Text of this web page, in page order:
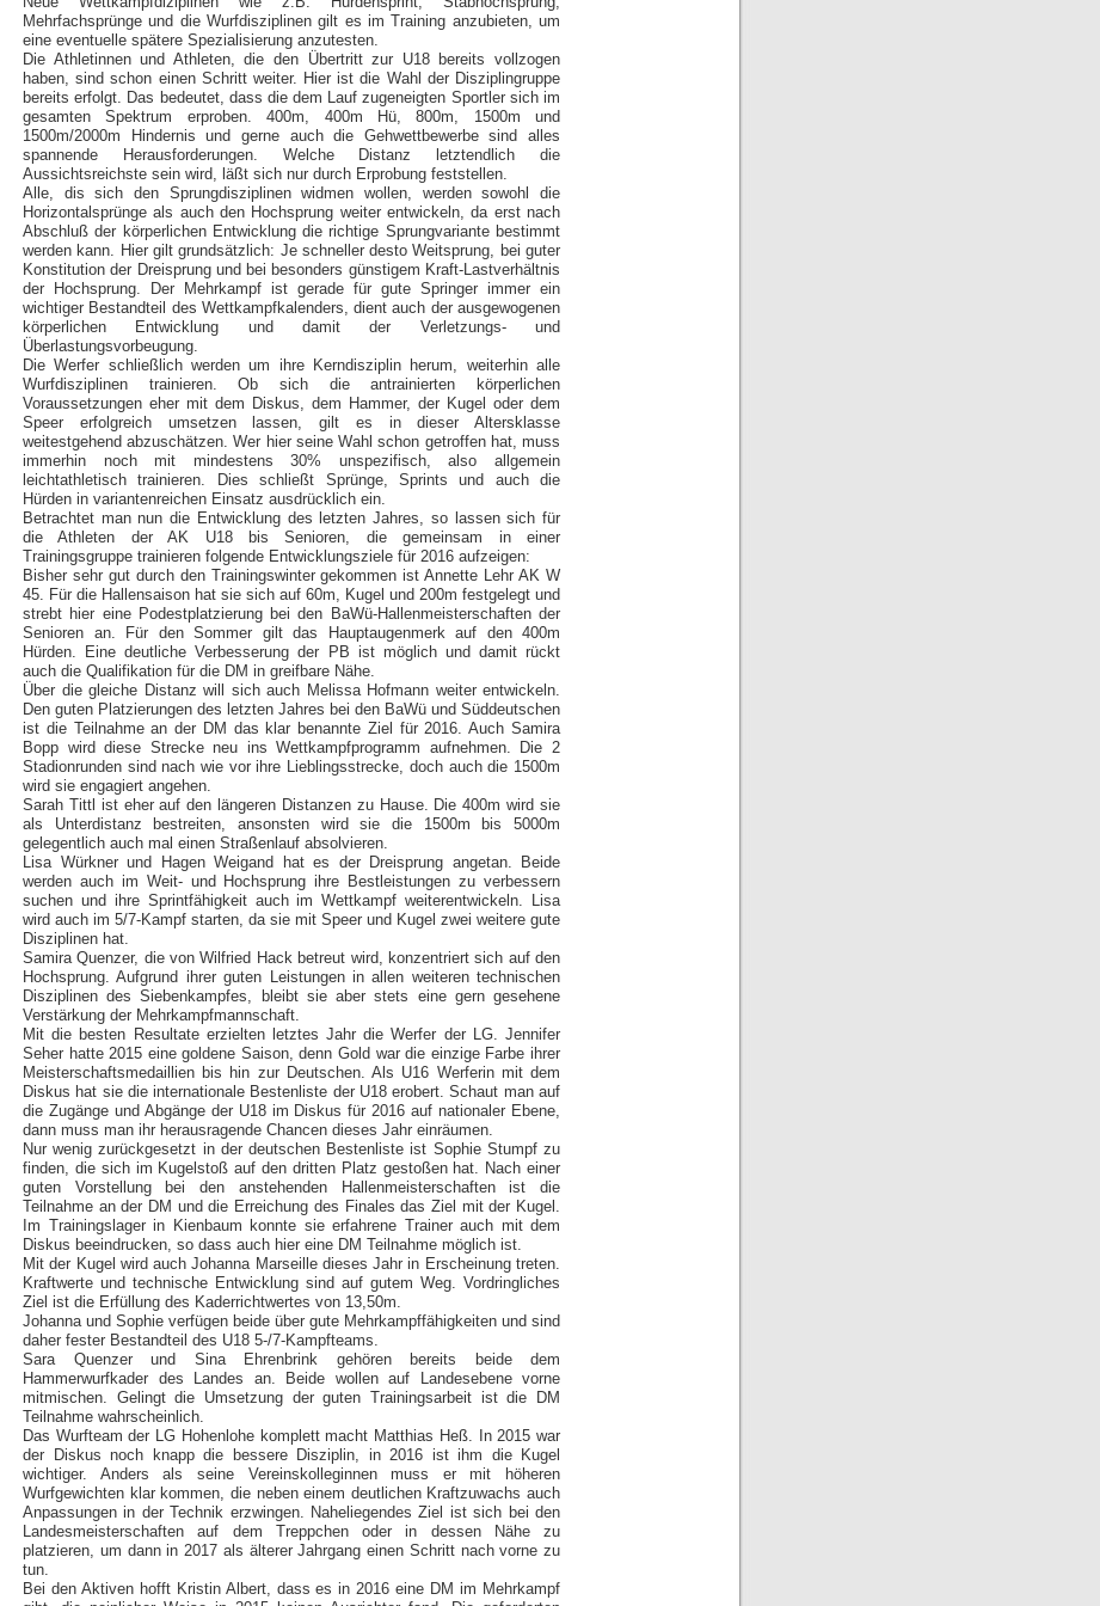
Mehrfachsprünge und die Wurfdisziplinen gilt es im Training anzubieten, um
eine eventuelle spätere Spezialisierung anzutesten.
Die Athletinnen und Athleten, die den Übertritt zur U18 bereits vollzogen
haben, sind schon einen Schritt weiter. Hier ist die Wahl der Disziplingruppe
bereits erfolgt. Das bedeutet, dass die dem Lauf zugeneigten Sportler sich im
gesamten Spektrum erproben. 400m, 400m Hü, 800m, 1500m und
1500m/2000m Hindernis und gerne auch die Gehwettbewerbe sind alles
spannende Herausforderungen. Welche Distanz letztendlich die
Aussichtsreichste sein wird, läßt sich nur durch Erprobung feststellen.
Alle, dis sich den Sprungdisziplinen widmen wollen, werden sowohl die
Horizontalsprünge als auch den Hochsprung weiter entwickeln, da erst nach
Abschluß der körperlichen Entwicklung die richtige Sprungvariante bestimmt
werden kann. Hier gilt grundsätzlich: Je schneller desto Weitsprung, bei guter
Konstitution der Dreisprung und bei besonders günstigem Kraft-Lastverhältnis
der Hochsprung. Der Mehrkampf ist gerade für gute Springer immer ein
wichtiger Bestandteil des Wettkampfkalenders, dient auch der ausgewogenen
körperlichen Entwicklung und damit der Verletzungs- und
Überlastungsvorbeugung.
Die Werfer schließlich werden um ihre Kerndisziplin herum, weiterhin alle
Wurfdisziplinen trainieren. Ob sich die antrainierten körperlichen
Voraussetzungen eher mit dem Diskus, dem Hammer, der Kugel oder dem
Speer erfolgreich umsetzen lassen, gilt es in dieser Altersklasse
weitestgehend abzuschätzen. Wer hier seine Wahl schon getroffen hat, muss
immerhin noch mit mindestens 30% unspezifisch, also allgemein
leichtathletisch trainieren. Dies schließt Sprünge, Sprints und auch die
Hürden in variantenreichen Einsatz ausdrücklich ein.
Betrachtet man nun die Entwicklung des letzten Jahres, so lassen sich für
die Athleten der AK U18 bis Senioren, die gemeinsam in einer
Trainingsgruppe trainieren folgende Entwicklungsziele für 2016 aufzeigen:
Bisher sehr gut durch den Trainingswinter gekommen ist Annette Lehr AK W
45. Für die Hallensaison hat sie sich auf 60m, Kugel und 200m festgelegt und
strebt hier eine Podestplatzierung bei den BaWü-Hallenmeisterschaften der
Senioren an. Für den Sommer gilt das Hauptaugenmerk auf den 400m
Hürden. Eine deutliche Verbesserung der PB ist möglich und damit rückt
auch die Qualifikation für die DM in greifbare Nähe.
Über die gleiche Distanz will sich auch Melissa Hofmann weiter entwickeln.
Den guten Platzierungen des letzten Jahres bei den BaWü und Süddeutschen
ist die Teilnahme an der DM das klar benannte Ziel für 2016. Auch Samira
Bopp wird diese Strecke neu ins Wettkampfprogramm aufnehmen. Die 2
Stadionrunden sind nach wie vor ihre Lieblingsstrecke, doch auch die 1500m
wird sie engagiert angehen.
Sarah Tittl ist eher auf den längeren Distanzen zu Hause. Die 400m wird sie
als Unterdistanz bestreiten, ansonsten wird sie die 1500m bis 5000m
gelegentlich auch mal einen Straßenlauf absolvieren.
Lisa Würkner und Hagen Weigand hat es der Dreisprung angetan. Beide
werden auch im Weit- und Hochsprung ihre Bestleistungen zu verbessern
suchen und ihre Sprintfähigkeit auch im Wettkampf weiterentwickeln. Lisa
wird auch im 5/7-Kampf starten, da sie mit Speer und Kugel zwei weitere gute
Disziplinen hat.
Samira Quenzer, die von Wilfried Hack betreut wird, konzentriert sich auf den
Hochsprung. Aufgrund ihrer guten Leistungen in allen weiteren technischen
Disziplinen des Siebenkampfes, bleibt sie aber stets eine gern gesehene
Verstärkung der Mehrkampfmannschaft.
Mit die besten Resultate erzielten letztes Jahr die Werfer der LG. Jennifer
Seher hatte 2015 eine goldene Saison, denn Gold war die einzige Farbe ihrer
Meisterschaftsmedaillien bis hin zur Deutschen. Als U16 Werferin mit dem
Diskus hat sie die internationale Bestenliste der U18 erobert. Schaut man auf
die Zugänge und Abgänge der U18 im Diskus für 2016 auf nationaler Ebene,
dann muss man ihr herausragende Chancen dieses Jahr einräumen.
Nur wenig zurückgesetzt in der deutschen Bestenliste ist Sophie Stumpf zu
finden, die sich im Kugelstoß auf den dritten Platz gestoßen hat. Nach einer
guten Vorstellung bei den anstehenden Hallenmeisterschaften ist die
Teilnahme an der DM und die Erreichung des Finales das Ziel mit der Kugel.
Im Trainingslager in Kienbaum konnte sie erfahrene Trainer auch mit dem
Diskus beeindrucken, so dass auch hier eine DM Teilnahme möglich ist.
Mit der Kugel wird auch Johanna Marseille dieses Jahr in Erscheinung treten.
Kraftwerte und technische Entwicklung sind auf gutem Weg. Vordringliches
Ziel ist die Erfüllung des Kaderrichtwertes von 13,50m.
Johanna und Sophie verfügen beide über gute Mehrkampffähigkeiten und sind
daher fester Bestandteil des U18 5-/7-Kampfteams.
Sara Quenzer und Sina Ehrenbrink gehören bereits beide dem
Hammerwurfkader des Landes an. Beide wollen auf Landesebene vorne
mitmischen. Gelingt die Umsetzung der guten Trainingsarbeit ist die DM
Teilnahme wahrscheinlich.
Das Wurfteam der LG Hohenlohe komplett macht Matthias Heß. In 2015 war
der Diskus noch knapp die bessere Disziplin, in 2016 ist ihm die Kugel
wichtiger. Anders als seine Vereinskolleginnen muss er mit höheren
Wurfgewichten klar kommen, die neben einem deutlichen Kraftzuwachs auch
Anpassungen in der Technik erzwingen. Naheliegendes Ziel ist sich bei den
Landesmeisterschaften auf dem Treppchen oder in dessen Nähe zu
platzieren, um dann in 2017 als älterer Jahrgang einen Schritt nach vorne zu
tun.
Bei den Aktiven hofft Kristin Albert, dass es in 2016 eine DM im Mehrkampf